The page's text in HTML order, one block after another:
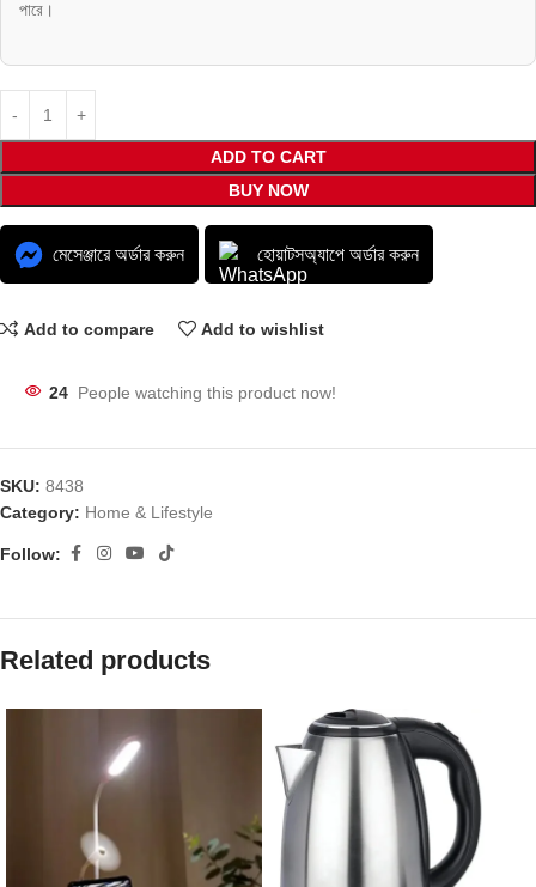
পারে।
ADD TO CART
BUY NOW
মেসেঞ্জারে অর্ডার করুন হোয়াটসঅ্যাপে অর্ডার করুন
Add to compare Add to wishlist
24 People watching this product now!
SKU: 8438
Category: Home & Lifestyle
Follow:
Related products